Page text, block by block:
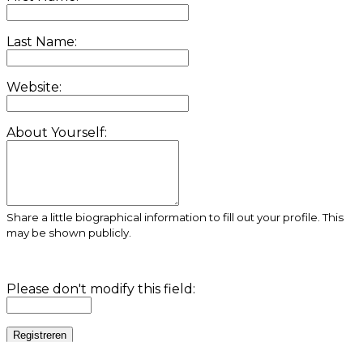
Last Name:
Website:
About Yourself:
Share a little biographical information to fill out your profile. This
may be shown publicly.
Please don't modify this field: